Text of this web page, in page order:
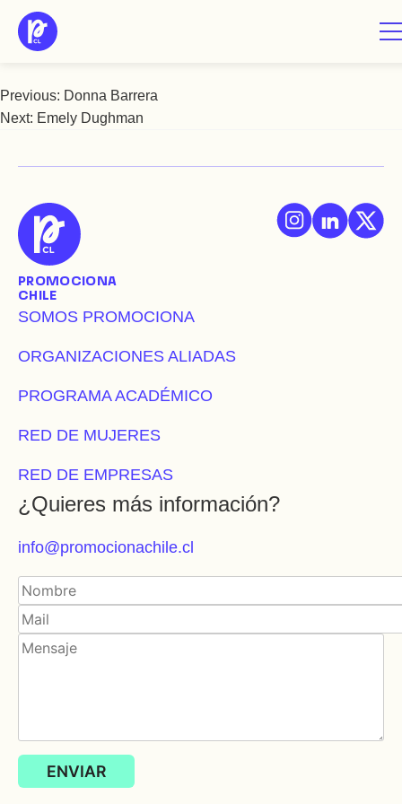
Saltar
Elisa Briones
Navegación
entradas
Previous: Donna Barrera
Next: Emely Dughman
PROMOCIONA
CHILE
SOMOS PROMOCIONA
ORGANIZACIONES ALIADAS
PROGRAMA ACADÉMICO
RED DE MUJERES
RED DE EMPRESAS
¿Quieres más información?
info@promocionachile.cl